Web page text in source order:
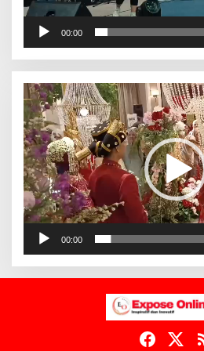
00:00
Pemutar
Video
00:00